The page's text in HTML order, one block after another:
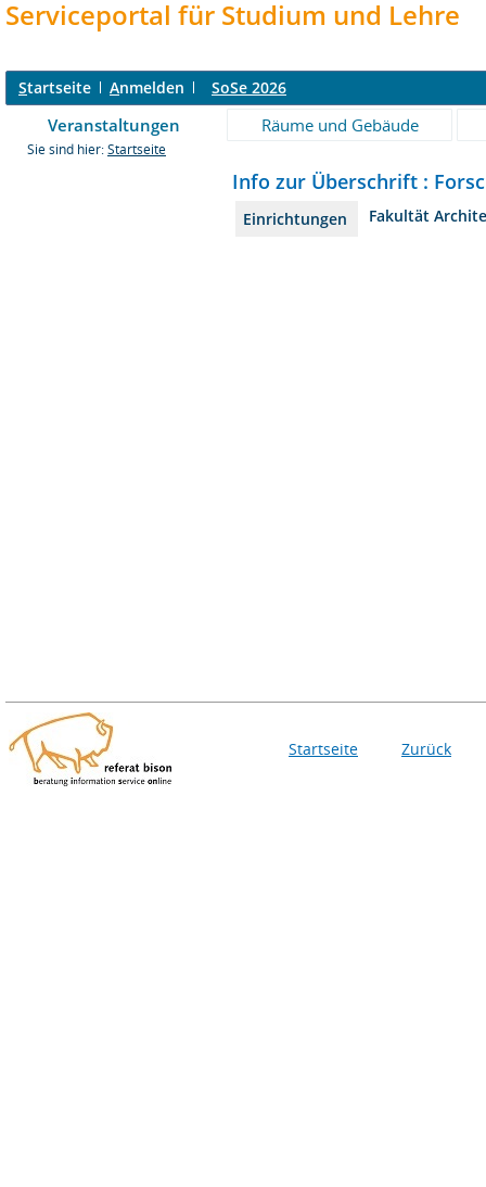
Serviceportal für Studium und Lehre
Startseite Anmelden SoSe 2026
Veranstaltungen Räume und Gebäude
Sie sind hier: Startseite
Info zur Überschrift :
Einrichtungen Fakultät
Startseite Zurück